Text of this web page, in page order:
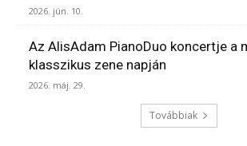
2026. jún. 10.
Az AlisAdam PianoDuo koncertje a
klasszikus zene napján
2026. máj. 29.
Továbbiak